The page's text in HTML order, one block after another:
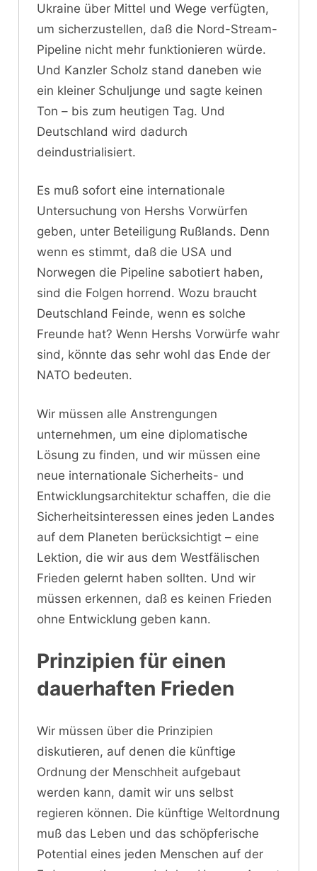
Ukraine über Mittel und Wege verfügten,
um sicherzustellen, daß die Nord-Stream-
Pipeline nicht mehr funktionieren würde.
Und Kanzler Scholz stand daneben wie
ein kleiner Schuljunge und sagte keinen
Ton – bis zum heutigen Tag. Und
Deutschland wird dadurch
deindustrialisiert.
Es muß sofort eine internationale
Untersuchung von Hershs Vorwürfen
geben, unter Beteiligung Rußlands. Denn
wenn es stimmt, daß die USA und
Norwegen die Pipeline sabotiert haben,
sind die Folgen horrend. Wozu braucht
Deutschland Feinde, wenn es solche
Freunde hat? Wenn Hershs Vorwürfe wahr
sind, könnte das sehr wohl das Ende der
NATO bedeuten.
Wir müssen alle Anstrengungen
unternehmen, um eine diplomatische
Lösung zu finden, und wir müssen eine
neue internationale Sicherheits- und
Entwicklungsarchitektur schaffen, die die
Sicherheitsinteressen eines jeden Landes
auf dem Planeten berücksichtigt – eine
Lektion, die wir aus dem Westfälischen
Frieden gelernt haben sollten. Und wir
müssen erkennen, daß es keinen Frieden
ohne Entwicklung geben kann.
Prinzipien für einen
dauerhaften Frieden
Wir müssen über die Prinzipien
diskutieren, auf denen die künftige
Ordnung der Menschheit aufgebaut
werden kann, damit wir uns selbst
regieren können. Die künftige Weltordnung
muß das Leben und das schöpferische
Potential eines jeden Menschen auf der